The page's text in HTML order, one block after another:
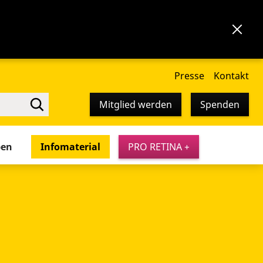
Presse Kontakt
Mitglied werden Spenden
Infomaterial PRO RETINA +